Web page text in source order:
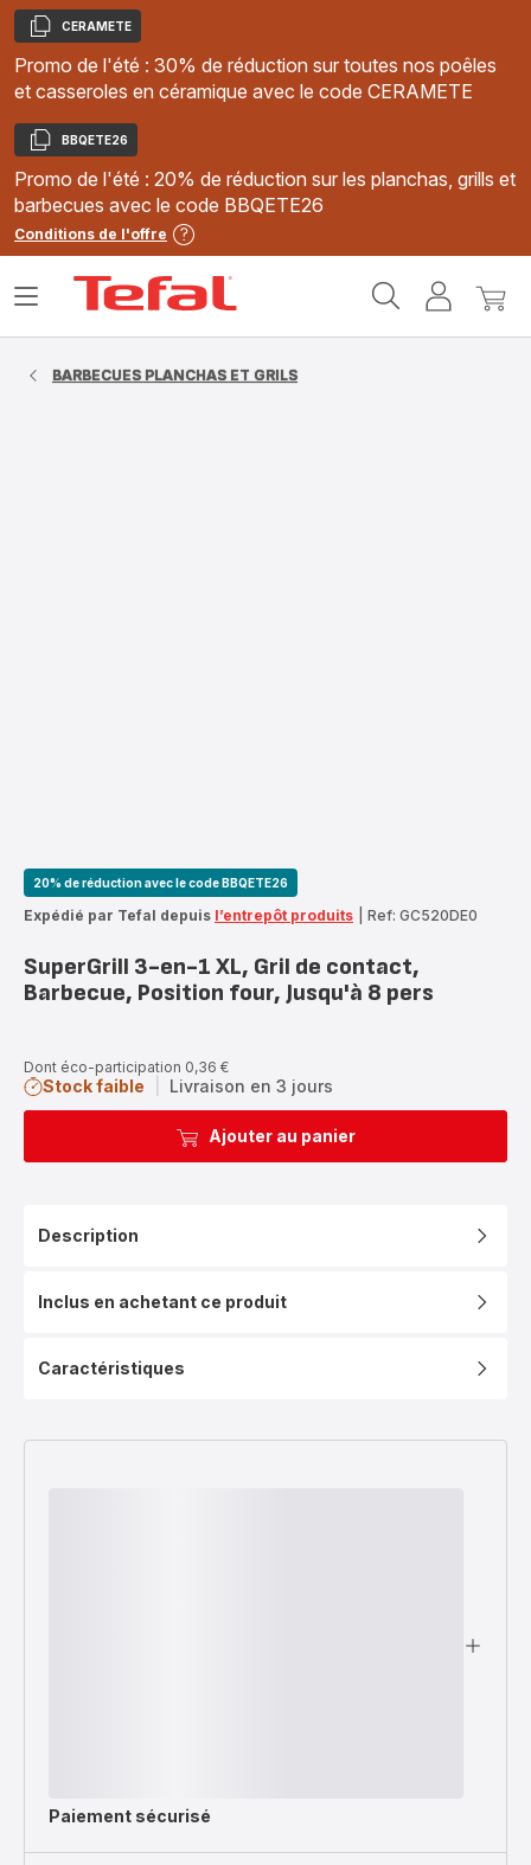
Copier
CERAMETE
Promo de l'été : 30% de réduction sur toutes nos poêles
et casseroles en céramique avec le code CERAMETE
Copier
BBQETE26
Promo de l'été : 20% de réduction sur les planchas, grills et
barbecues avec le code BBQETE26
Conditions de l'offre
MonMon
Ouvrir
BARBECUES PLANCHAS ET GRILS
20% de réduction avec le code BBQETE26
Expédié par Tefal depuis l’entrepôt produits Ref: GC520DE0
SuperGrill 3-en-1 XL, Gril de contact,
Barbecue, Position four, Jusqu'à 8 pers
Dont éco-participation 0,36 €
Stock faible Livraison en 3 jours
Ajouter au panier
Description
Inclus en achetant ce produit
Caractéristiques
Paiement sécurisé